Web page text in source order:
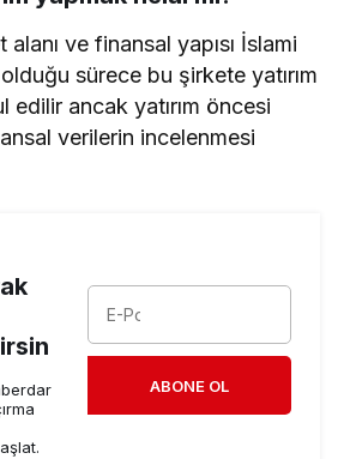
ve finansal yapısı İslami
sürece bu şirkete yatırım
edilir ancak yatırım öncesi
verilerin incelenmesi
ABONE OL